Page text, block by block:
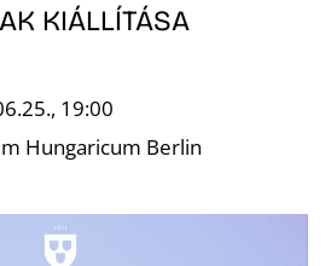
KIÁLLÍTÁSA
19:00
Hungaricum Berlin